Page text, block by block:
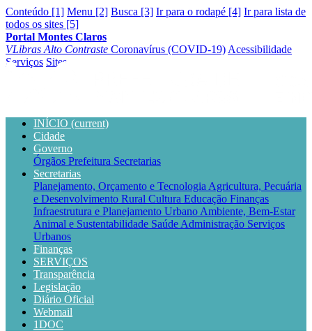
Conteúdo [1] Menu [2] Busca [3] Ir para o rodapé [4] Ir para lista de
todos os sites [5]
Portal Montes Claros
VLibras Alto Contraste Coronavírus (COVID-19) Acessibilidade
Serviços Sites
INÍCIO (current)
Cidade
Governo
Órgãos Prefeitura Secretarias
Secretarias
Planejamento, Orçamento e Tecnologia Agricultura, Pecuária
e Desenvolvimento Rural Cultura Educação Finanças
Infraestrutura e Planejamento Urbano Ambiente, Bem-Estar
Animal e Sustentabilidade Saúde Administração Serviços
Urbanos
Finanças
SERVIÇOS
Transparência
Legislação
Diário Oficial
Webmail
1DOC